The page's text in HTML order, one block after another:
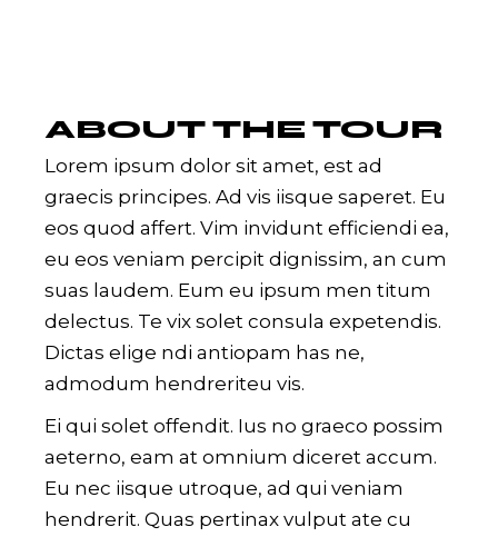
ABOUT THE TOUR
Lorem ipsum dolor sit amet, est ad
graecis principes. Ad vis iisque saperet. Eu
eos quod affert. Vim invidunt efficiendi ea,
eu eos veniam percipit dignissim, an cum
suas laudem. Eum eu ipsum men titum
delectus. Te vix solet consula expetendis.
Dictas elige ndi antiopam has ne,
admodum hendreriteu vis.
Ei qui solet offendit. Ius no graeco possim
aeterno, eam at omnium diceret accum.
Eu nec iisque utroque, ad qui veniam
hendrerit. Quas pertinax vulput ate cu